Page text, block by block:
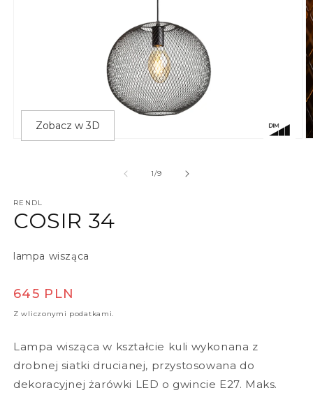
Otwórz multimedia 1 w oknie modalnym
Zobacz w 3D
1/z9
RENDL
COSIR 34
lampa wisząca
Cena regularna
645 PLN
Z wliczonymi podatkami.
Lampa wisząca w kształcie kuli wykonana z
drobnej siatki drucianej, przystosowana do
dekoracyjnej żarówki LED o gwincie E27. Maks.